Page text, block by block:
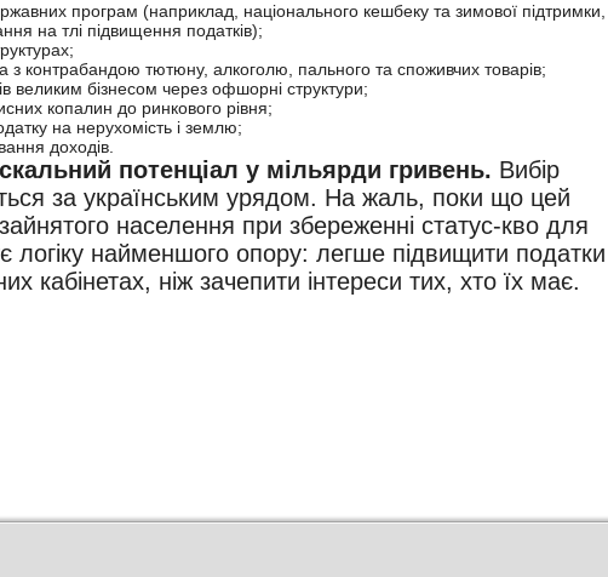
програм (наприклад, національного кешбеку та зимової підтримки,
на тлі підвищення податків);
контрабандою тютюну, алкоголю, пального та споживчих товарів;
великим бізнесом через офшорні структури;
копалин до ринкового рівня;
на нерухомість і землю;
доходів.
потенціал у мільярди гривень. Вибір
за українським урядом. На жаль, поки що цей
населення при збереженні статус-кво для
логіку найменшого опору: легше підвищити податки
кабінетах, ніж зачепити інтереси тих, хто їх має.